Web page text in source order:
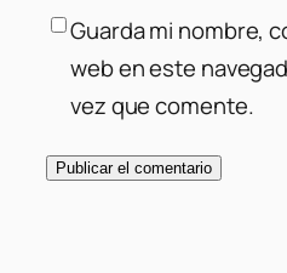
Guarda mi nombre,
web en este
vez que comente.